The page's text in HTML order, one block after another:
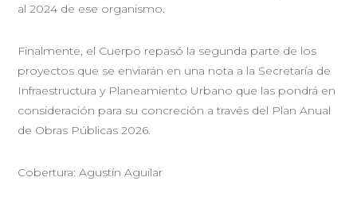
al 2024 de ese organismo.
Finalmente, el Cuerpo repasó la segunda parte de los
proyectos que se enviarán en una nota a la Secretaría de
Infraestructura y Planeamiento Urbano que las pondrá en
consideración para su concreción a través del Plan Anual
de Obras Públicas 2026.
Cobertura: Agustín Aguilar